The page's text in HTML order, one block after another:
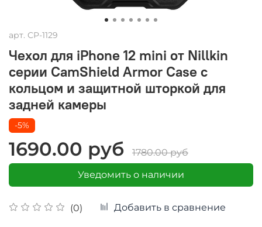
арт. CP-1129
Чехол для iPhone 12 mini от Nillkin
серии CamShield Armor Case с
кольцом и защитной шторкой для
задней камеры
(0) Добавить в сравнение
-5%
1690.00 руб
1780.00 руб
Уведомить о наличии